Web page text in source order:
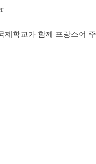
제학교가 함께 프랑스어 주